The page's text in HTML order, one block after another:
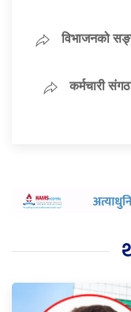
विभाजनको
कर्मचारी